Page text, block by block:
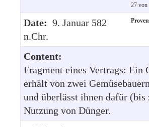
27 von
Date: 9. Januar 582
n.Chr.
Content:
Fragment eines Vertrags: Ein
erhält von zwei
und überlässt ihnen dafür (bis
Nutzung von Dünger.